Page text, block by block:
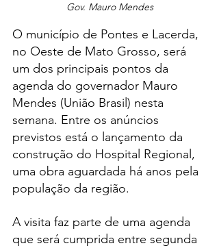
Gov. Mauro Mendes
O município de Pontes e Lacerda,
no Oeste de Mato Grosso, será
um dos principais pontos da
agenda do governador Mauro
Mendes (União Brasil) nesta
semana. Entre os anúncios
previstos está o lançamento da
construção do Hospital Regional,
uma obra aguardada há anos pela
população da região.
A visita faz parte de uma agenda
que será cumprida entre segunda